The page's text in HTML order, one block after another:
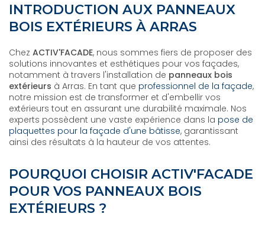
INTRODUCTION AUX PANNEAUX
BOIS EXTÉRIEURS À ARRAS
Chez ACTIV'FACADE, nous sommes fiers de proposer des
solutions innovantes et esthétiques pour vos façades,
notamment à travers l'installation de panneaux bois
extérieurs à Arras. En tant que professionnel de la façade,
notre mission est de transformer et d'embellir vos
extérieurs tout en assurant une durabilité maximale. Nos
experts possèdent une vaste expérience dans la pose de
plaquettes pour la façade d'une bâtisse, garantissant
ainsi des résultats à la hauteur de vos attentes.
POURQUOI CHOISIR ACTIV'FACADE
POUR VOS PANNEAUX BOIS
EXTÉRIEURS ?